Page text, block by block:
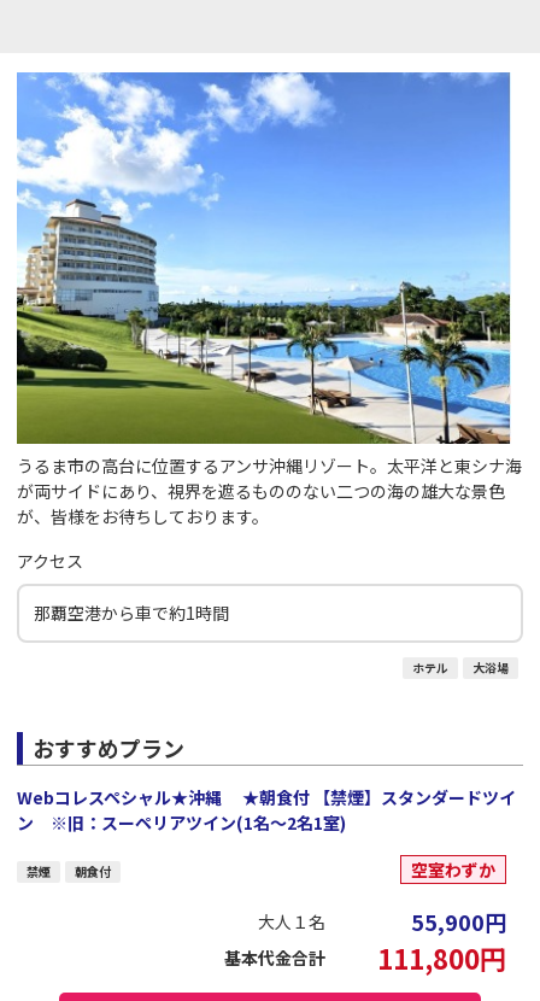
うるま市の高台に位置するアンサ沖縄リゾート。太平洋と東シナ海
が両サイドにあり、視界を遮るもののない二つの海の雄大な景色
が、皆様をお待ちしております。
アクセス
那覇空港から車で約1時間
ホテル 大浴場
おすすめプラン
Webコレスペシャル★沖縄 ★朝食付 【禁煙】スタンダードツイ
ン ※旧：スーペリアツイン(1名～2名1室)
禁煙 朝食付 空室わずか
大人１名 55,900円
基本代金合計 111,800円